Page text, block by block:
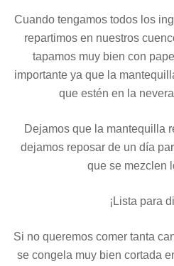
Cuando tengamos todos los
repartimos en nuestros
tapamos muy bien con
importante ya que la
que estén en la
Dejamos que la mantequilla
dejamos reposar de un día
que se mezclen
¡Lista para
Si no queremos comer tanta
se congela muy bien cortada